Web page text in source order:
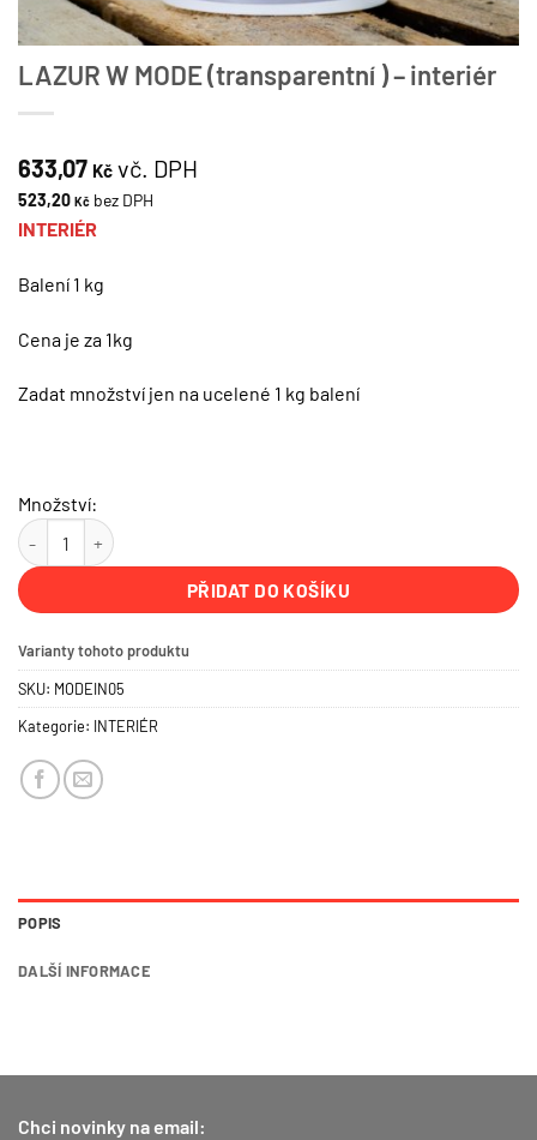
LAZUR W MODE (transparentní ) – interiér
633,07 Kč vč. DPH
523,20 Kč bez DPH
INTERIÉR
Balení 1 kg
Cena je za 1kg
Zadat množství jen na ucelené 1 kg balení
Množství:
LAZUR W MODE (transparentní ) - interiér množství
PŘIDAT DO KOŠÍKU
Varianty tohoto produktu
SKU: MODEIN05
Kategorie: INTERIÉR
POPIS
DALŠÍ INFORMACE
Chci novinky na email: